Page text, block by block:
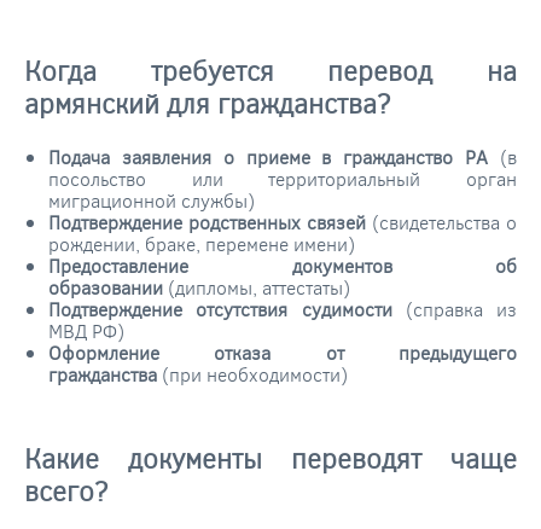
Когда требуется перевод на
армянский для гражданства?
Подача заявления о приеме в гражданство РА (в
посольство или территориальный орган
миграционной службы)
Подтверждение родственных связей (свидетельства о
рождении, браке, перемене имени)
Предоставление документов об
образовании (дипломы, аттестаты)
Подтверждение отсутствия судимости(справка из
МВД РФ)
Оформление отказа от предыдущего
гражданства (при необходимости)
Какие документы переводят чаще
всего?